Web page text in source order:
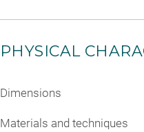
PHYSICAL
Dimensions
Materials and techniques